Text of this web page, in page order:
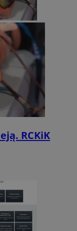
RCKiK